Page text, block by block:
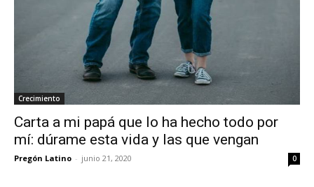
Crecimiento
Carta a mi papá que lo ha hecho todo por
mí: dúrame esta vida y las que vengan
Pregón Latino - junio 21, 2020 0